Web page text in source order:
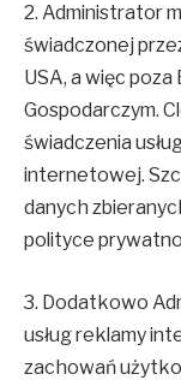
2. Administrator
świadczonej
USA, a więc
Gospodarczym.
świadczenia
internetowej.
danych
polityce
3. Dodatkowo
usług reklamy
zachowań